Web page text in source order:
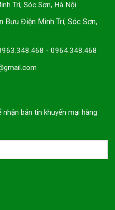
Trí, Sóc Sơn, Hà Nội
Bưu Điện Minh Trí, Sóc Sơn,
- 0964.348.468
bản tin khuyến mại hàng